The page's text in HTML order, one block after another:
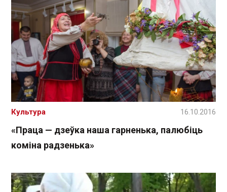
«Праца — дзеўка наша гарненька, палюбіць
коміна радзенька »
Культура 16.10.2016